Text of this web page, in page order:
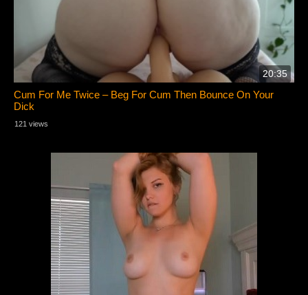
20:35
Cum For Me Twice – Beg For Cum Then Bounce On Your
Dick
121 views